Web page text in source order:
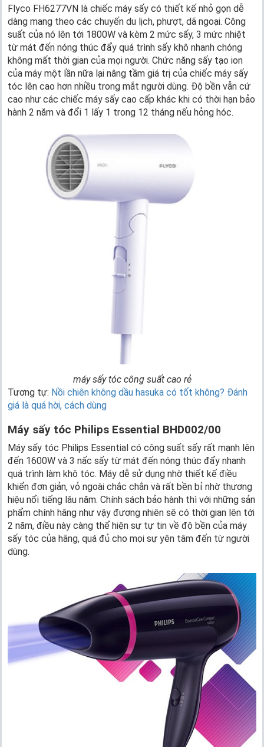
Flyco FH6277VN là chiếc máy sấy có thiết kế nhỏ gọn dễ
dàng mang theo các chuyến du lịch, phượt, dã ngoại. Công
suất của nó lên tới 1800W và kèm 2 mức sấy, 3 mức nhiệt
từ mát đến nóng thúc đẩy quá trình sấy khô nhanh chóng
không mất thời gian của mọi người. Chức năng sấy tạo ion
của máy một lần nữa lại nâng tầm giá trị của chiếc máy sấy
tóc lên cao hơn nhiều trong mắt người dùng. Độ bền vẫn cứ
cao như các chiếc máy sấy cao cấp khác khi có thời hạn bảo
hành 2 năm và đổi 1 lấy 1 trong 12 tháng nếu hỏng hóc.
máy sấy tóc công suất cao rẻ
Tương tự: Nồi chiên không dầu hasuka có tốt không? Đánh
giá là quá hời, cách dùng
Máy sấy tóc Philips Essential BHD002/00
Máy sấy tóc Philips Essential có công suất sấy rất mạnh lên
đến 1600W và 3 nấc sấy từ mát đến nóng thúc đẩy nhanh
quá trình làm khô tóc. Máy dễ sử dụng nhờ thiết kế điều
khiển đơn giản, vỏ ngoài chắc chắn và rất bền bỉ nhờ thương
hiệu nổi tiếng lâu năm. Chính sách bảo hành thì với những sản
phẩm chính hãng như vậy đương nhiên sẽ có thời gian lên tới
2 năm, điều này càng thể hiện sự tự tin về độ bền của máy
sấy tóc của hãng, quá đủ cho mọi sự yên tâm đến từ người
dùng.